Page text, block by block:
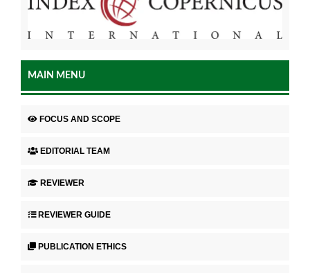
MAIN MENU
FOCUS AND SCOPE
EDITORIAL TEAM
REVIEWER
REVIEWER GUIDE
PUBLICATION ETHICS